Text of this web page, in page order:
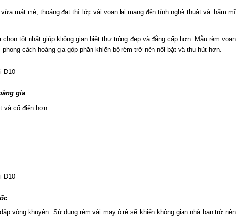
mát mẻ, thoáng đạt thì lớp vải voan lại mang đến tính nghệ thuật và thẩm mĩ
tốt nhất giúp không gian biệt thự trông đẹp và đẳng cấp hơn. Mẫu rèm voan
cách hoàng gia góp phần khiến bộ rèm trở nên nổi bật và thu hút hơn.
gia
và cổ điển hơn.
vòng khuyên. Sử dụng rèm vải may ô rê sẽ khiến không gian nhà bạn trở nên